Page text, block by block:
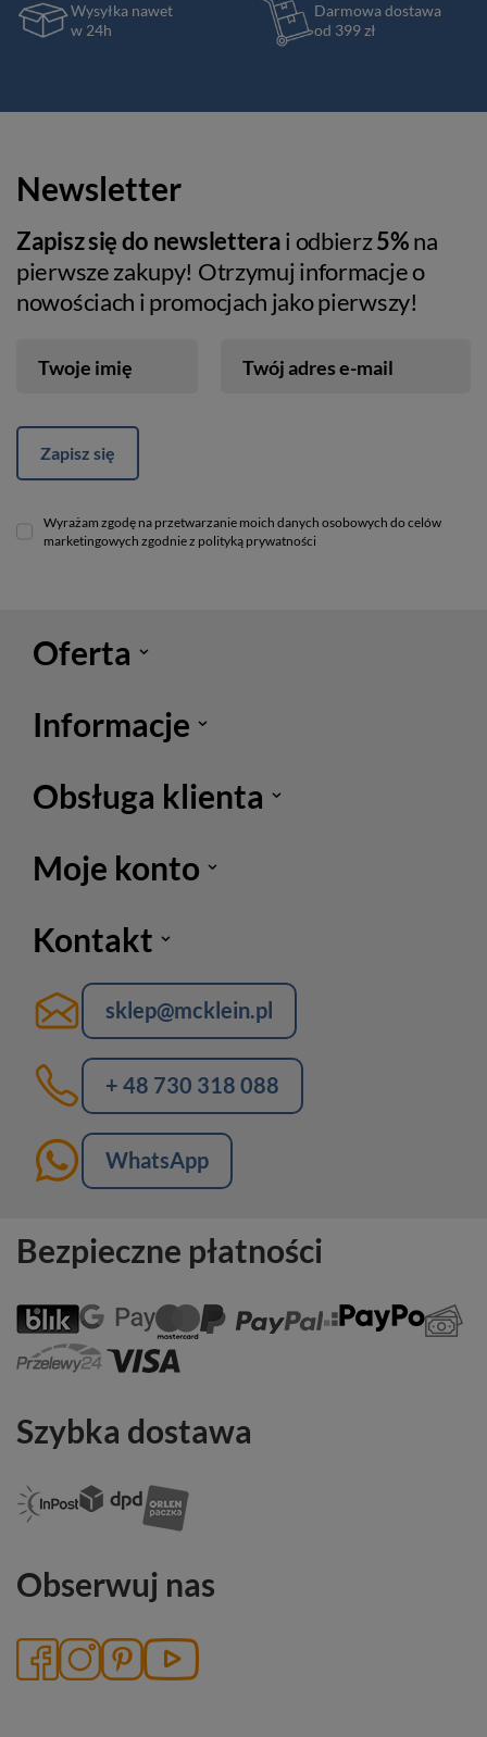
Wysyłka nawet
w 24h
Darmowa dostawa
od 399 zł
Newsletter
Zapisz się do newsletterai odbierz5%na
pierwsze zakupy! Otrzymuj informacje o
nowościach i promocjach jako pierwszy!
Twoje imię Twój adres e-mail
Zapisz się
Wyrażam zgodę na przetwarzanie moich danych osobowych do celów
marketingowych zgodnie z polityką prywatności
Oferta
Informacje
Obsługa klienta
Moje konto
Kontakt
sklep@mcklein.pl
+ 48 730 318 088
WhatsApp
Bezpieczne płatności
Szybka dostawa
Obserwuj nas